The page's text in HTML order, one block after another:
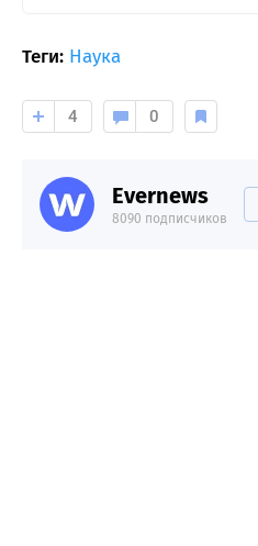
Теги: Наука
4 0
Evernews
8090 подписчиков